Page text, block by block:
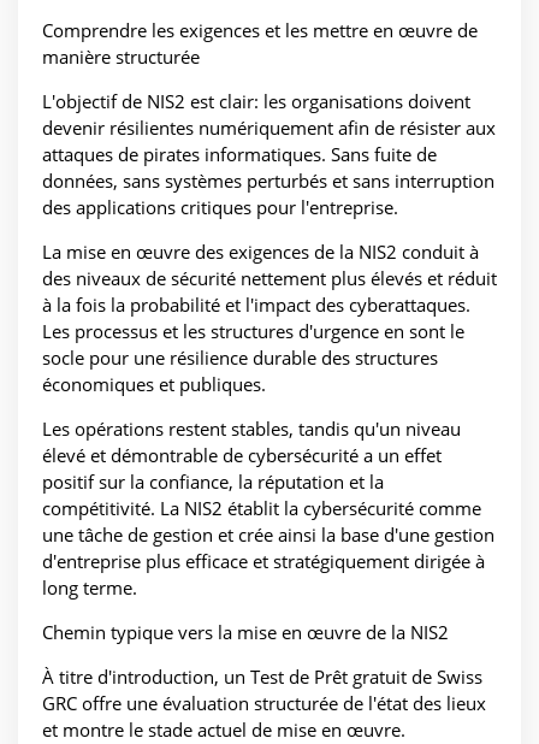
Comprendre les exigences et les mettre en œuvre de
manière structurée
L'objectif de NIS2 est clair: les organisations doivent
devenir résilientes numériquement afin de résister aux
attaques de pirates informatiques. Sans fuite de
données, sans systèmes perturbés et sans interruption
des applications critiques pour l'entreprise.
La mise en œuvre des exigences de la NIS2 conduit à
des niveaux de sécurité nettement plus élevés et réduit
à la fois la probabilité et l'impact des cyberattaques.
Les processus et les structures d'urgence en sont le
socle pour une résilience durable des structures
économiques et publiques.
Les opérations restent stables, tandis qu'un niveau
élevé et démontrable de cybersécurité a un effet
positif sur la confiance, la réputation et la
compétitivité. La NIS2 établit la cybersécurité comme
une tâche de gestion et crée ainsi la base d'une gestion
d'entreprise plus efficace et stratégiquement dirigée à
long terme.
Chemin typique vers la mise en œuvre de la NIS2
À titre d'introduction, un Test de Prêt gratuit de Swiss
GRC offre une évaluation structurée de l'état des lieux
et montre le stade actuel de mise en œuvre.